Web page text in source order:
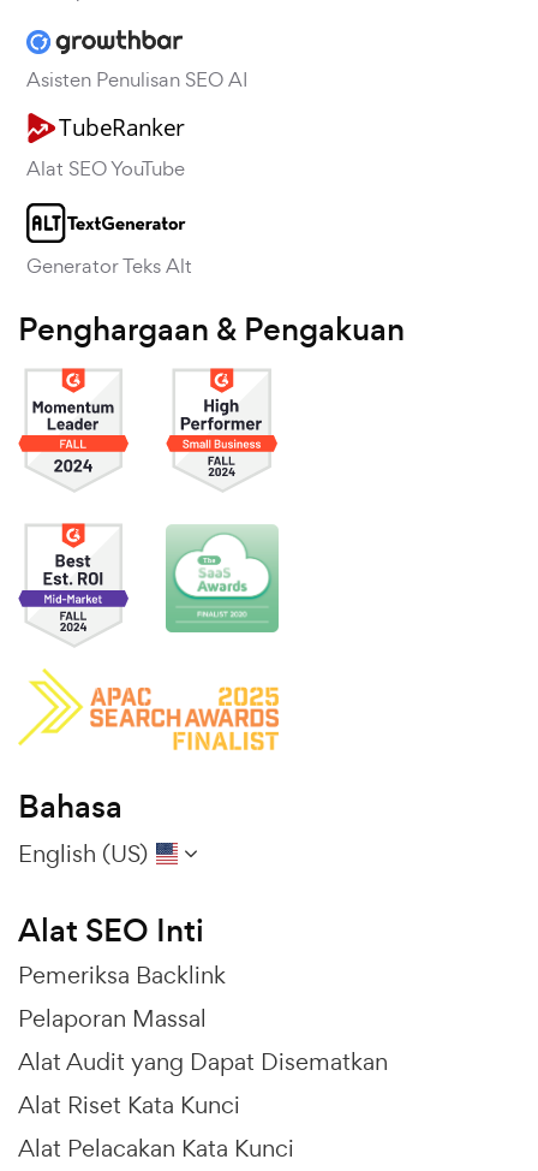
Asisten Penulisan SEO AI
Alat SEO YouTube
Generator Teks Alt
Penghargaan & Pengakuan
Bahasa
English (US)
Alat SEO Inti
Pemeriksa Backlink
Pelaporan Massal
Alat Audit yang Dapat Disematkan
Alat Riset Kata Kunci
Alat Pelacakan Kata Kunci